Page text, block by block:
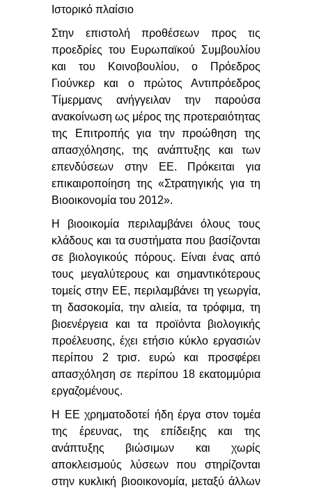
Ιστορικό πλαίσιο
Στην επιστολή προθέσεων προς τις
προεδρίες του Ευρωπαϊκού Συμβουλίου
και του Κοινοβουλίου, ο Πρόεδρος
Γιούνκερ και ο πρώτος Αντιπρόεδρος
Τίμερμανς ανήγγειλαν την παρούσα
ανακοίνωση ως μέρος της προτεραιότητας
της Επιτροπής για την προώθηση της
απασχόλησης, της ανάπτυξης και των
επενδύσεων στην ΕΕ. Πρόκειται για
επικαιροποίηση της «Στρατηγικής για τη
Βιοοικονομία του 2012».
Η βιοοικομία περιλαμβάνει όλους τους
κλάδους και τα συστήματα που βασίζονται
σε βιολογικούς πόρους. Είναι ένας από
τους μεγαλύτερους και σημαντικότερους
τομείς στην ΕΕ, περιλαμβάνει τη γεωργία,
τη δασοκομία, την αλιεία, τα τρόφιμα, τη
βιοενέργεια και τα προϊόντα βιολογικής
προέλευσης, έχει ετήσιο κύκλο εργασιών
περίπου 2 τρισ. ευρώ και προσφέρει
απασχόληση σε περίπου 18 εκατομμύρια
εργαζομένους.
Η ΕΕ χρηματοδοτεί ήδη έργα στον τομέα
της έρευνας, της επίδειξης και της
ανάπτυξης βιώσιμων και χωρίς
αποκλεισμούς λύσεων που στηρίζονται
στην κυκλική βιοοικονομία, μεταξύ άλλων